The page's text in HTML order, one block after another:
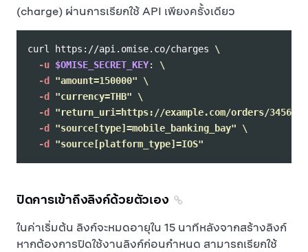
(charge) ผ่านการเรียกใช้ API เพียงครั้งเดียว
curl https://api.omise.co/charges \
-u $OMISE_SECRET_KEY: \
-d
"amount=150000"
\
-d
"currency=THB"
\
-d
"return_uri=https://example.com/orders/
-d
"source[type]=mobile_banking_bay"
\
-d
"source[platform_type]=IOS"
ปิดการเข้าถึงลิงก์ด้วยตัวเอง
ในค่าเริ่มต้น ลิงก์จะหมดอายุใน 15 นาทีหลังจากสร้างลิงก์
หากต้องการปิดใช้งานลิงก์ก่อนกำหนด สามารถเรียกใช้